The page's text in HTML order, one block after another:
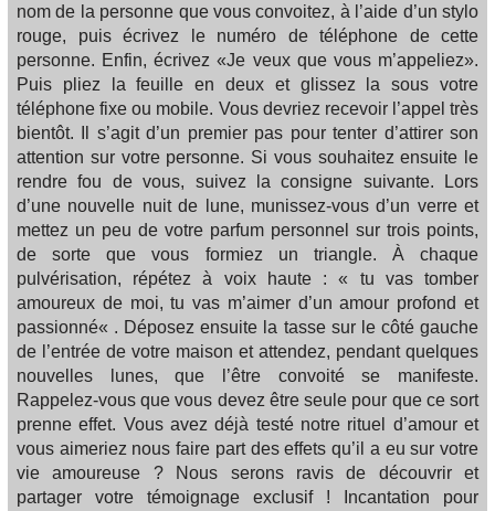
nom de la personne que vous convoitez, à l’aide d’un stylo
rouge, puis écrivez le numéro de téléphone de cette
personne. Enfin, écrivez «Je veux que vous m’appeliez».
Puis pliez la feuille en deux et glissez la sous votre
téléphone fixe ou mobile. Vous devriez recevoir l’appel très
bientôt. Il s’agit d’un premier pas pour tenter d’attirer son
attention sur votre personne. Si vous souhaitez ensuite le
rendre fou de vous, suivez la consigne suivante. Lors
d’une nouvelle nuit de lune, munissez-vous d’un verre et
mettez un peu de votre parfum personnel sur trois points,
de sorte que vous formiez un triangle. À chaque
pulvérisation, répétez à voix haute : « tu vas tomber
amoureux de moi, tu vas m’aimer d’un amour profond et
passionné« . Déposez ensuite la tasse sur le côté gauche
de l’entrée de votre maison et attendez, pendant quelques
nouvelles lunes, que l’être convoité se manifeste.
Rappelez-vous que vous devez être seule pour que ce sort
prenne effet. Vous avez déjà testé notre rituel d’amour et
vous aimeriez nous faire part des effets qu’il a eu sur votre
vie amoureuse ? Nous serons ravis de découvrir et
partager votre témoignage exclusif ! Incantation pour